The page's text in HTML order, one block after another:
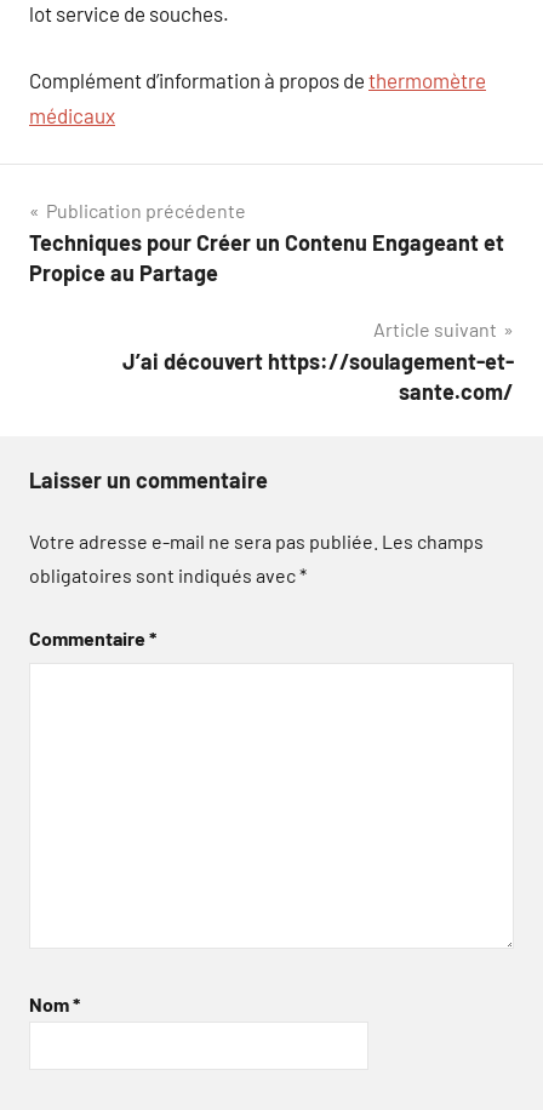
lot service de souches.
Complément d’information à propos de thermomètre
médicaux
Navigation
de
Publication précédente
Techniques pour Créer un Contenu Engageant et
Propice au Partage
Article suivant
J’ai découvert https://soulagement-et-
sante.com/
Laisser un commentaire
Votre adresse e-mail ne sera pas publiée. Les champs
obligatoires sont indiqués avec*
Commentaire*
Nom*